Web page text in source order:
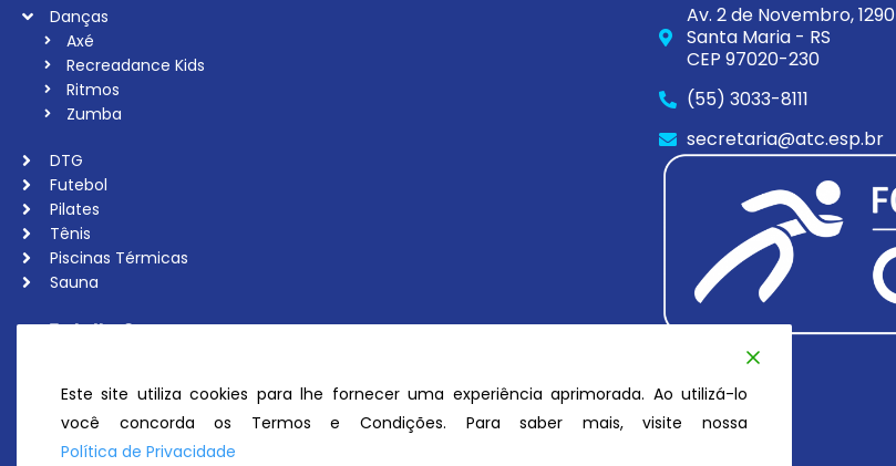
Danças
Axé
Recreadance Kids
Ritmos
Zumba
DTG
Futebol
Pilates
Tênis
Piscinas Térmicas
Sauna
Trabalhe Conosco
Ouvidoria
Política de Privacidade
Perguntas Frequentes
Av. 2 de Novembro, 1290
Santa Maria - RS
CEP 97020-230
(55) 3033-8111
secretaria@atc.esp.br
Este site utiliza cookies para lhe fornecer uma experiência aprimorada. Ao utilizá-lo
você concorda os Termos e Condições. Para saber mais, visite nossa
Política de Privacidade